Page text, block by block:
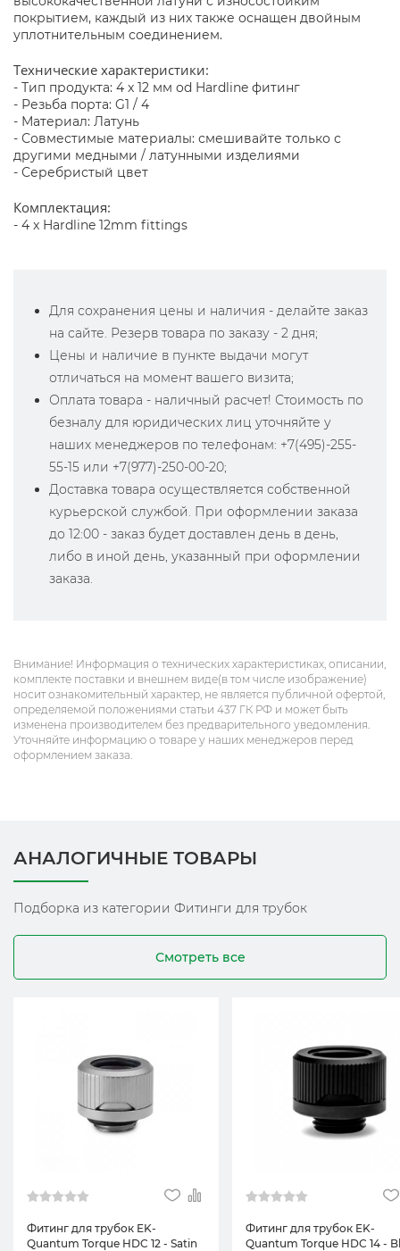
покрытием, каждый из них также оснащен двойным
уплотнительным соединением.
Технические характеристики:
- Тип продукта: 4 x 12 мм od Hardline фитинг
- Резьба порта: G1 / 4
- Материал: Латунь
- Совместимые материалы: смешивайте только с
другими медными / латунными изделиями
- Серебристый цвет
Комплектация:
- 4 x Hardline 12mm fittings
Для сохранения цены и наличия - делайте заказ
на сайте. Резерв товара по заказу - 2 дня;
Цены и наличие в пункте выдачи могут
отличаться на момент вашего визита;
Оплата товара - наличный расчет! Стоимость по
безналу для юридических лиц уточняйте у
наших менеджеров по телефонам: +7(495)-255-
55-15 или +7(977)-250-00-20;
Доставка товара осуществляется собственной
курьерской службой. При оформлении заказа
до 12:00 - заказ будет доставлен день в день,
либо в иной день, указанный при оформлении
заказа.
Внимание! Информация о технических характеристиках, описании,
комплекте поставки и внешнем виде(в том числе изображение)
носит ознакомительный характер, не является публичной офертой,
определяемой положениями статьи 437 ГК РФ и может быть
изменена производителем без предварительного уведомления.
Уточняйте информацию о товаре у наших менеджеров перед
оформлением заказа.
АНАЛОГИЧНЫЕ ТОВАРЫ
Подборка из категории Фитинги для трубок
Смотреть все
Фитинг для трубок EK-
Quantum Torque HDC 12 - Satin
Фитинг для трубок EK-
Quantum Torque HDC 14 -